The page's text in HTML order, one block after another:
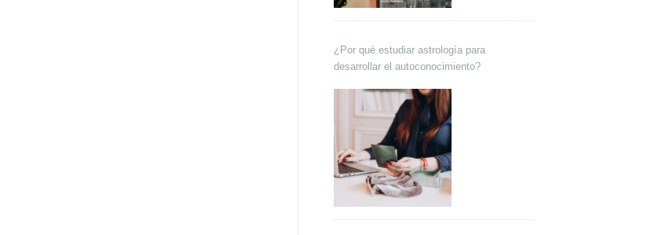
¿Por qué estudiar astrología para
desarrollar el autoconocimiento?